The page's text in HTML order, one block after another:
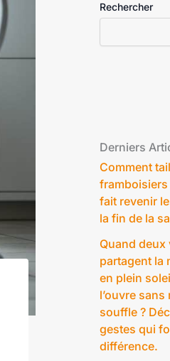
Rechercher
Derniers
Comment
framboisiers
fait revenir
la fin de la
Quand deux
partagent la
en plein
l’ouvre
souffle ?
gestes qui
différence.